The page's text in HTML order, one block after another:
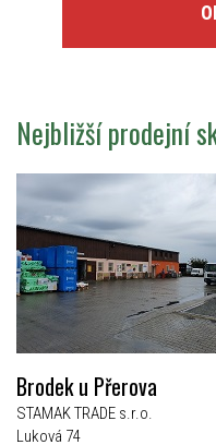
Nejbližší prodejní
Brodek u Přerova
STAMAK TRADE s.r.o.
Luková 74